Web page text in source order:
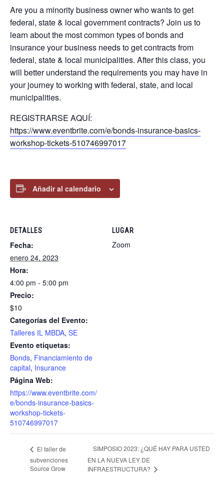
Are you a minority business owner who wants to get
federal, state & local government contracts? Join us to
learn about the most common types of bonds and
insurance your business needs to get contracts from
federal, state & local municipalities. After this class, you
will better understand the requirements you may have in
your journey to working with federal, state, and local
municipalities.
REGISTRARSE AQUÍ:
https://www.eventbrite.com/e/bonds-insurance-basics-
workshop-tickets-510746997017
Añadir al calendario
DETALLES
Fecha:
enero 24, 2023
Hora:
4:00 pm - 5:00 pm
Precio:
$10
Categorías del Evento:
Talleres IL MBDA, SE
Evento etiquetas:
Bonds, Financiamiento de
capital, Insurance
Página Web:
https://www.eventbrite.com/
e/bonds-insurance-basics-
workshop-tickets-
510746997017
LUGAR
Zoom
El taller de
subvenciones
Source Grow
SIMPOSIO 2023: ¿QUÉ HAY PARA USTED
EN LA NUEVA LEY DE
INFRAESTRUCTURA?